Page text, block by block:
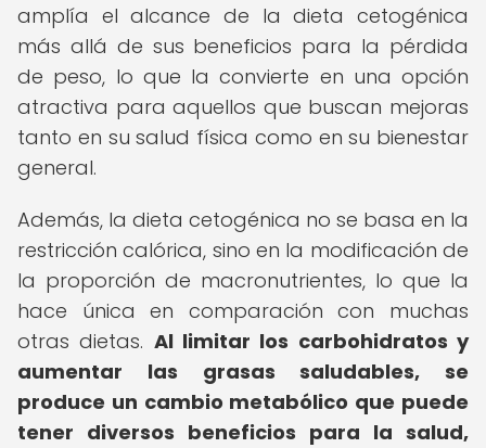
amplía el alcance de la dieta cetogénica
más allá de sus beneficios para la pérdida
de peso, lo que la convierte en una opción
atractiva para aquellos que buscan mejoras
tanto en su salud física como en su bienestar
general.
Además, la dieta cetogénica no se basa en la
restricción calórica, sino en la modificación de
la proporción de macronutrientes, lo que la
hace única en comparación con muchas
otras dietas. Al limitar los carbohidratos y
aumentar las grasas saludables, se
produce un cambio metabólico que puede
tener diversos beneficios para la salud,